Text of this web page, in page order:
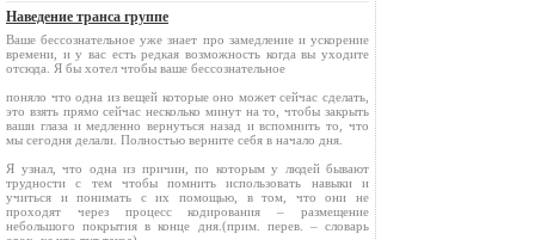
Наведение транса группе
Ваше бессознательное уже знает про замедление и ускорение
времени, и у вас есть редкая возможность когда вы уходите
отсюда. Я бы хотел чтобы ваше бессознательное
поняло что одна из вещей которые оно может сейчас сделать,
это взять прямо сейчас несколько минут на то, чтобы закрыть
ваши глаза и медленно вернуться назад и вспомнить то, что
мы сегодня делали. Полностью верните себя в начало дня.
Я узнал, что одна из причин, по которым у людей бывают
трудности с тем чтобы помнить использовать навыки и
учиться и понимать с их помощью, в том, что они не
проходят через процесс кодирования – размещение
небольшого покрытия в конце дня.(прим. перев. – словарь